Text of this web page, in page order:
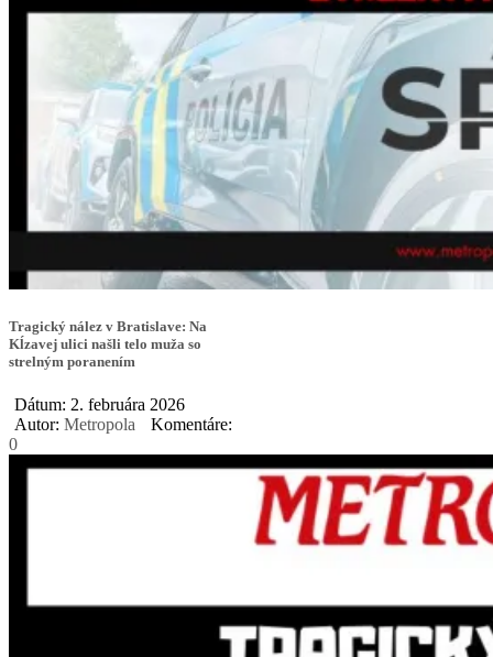
Tragický nález v Bratislave: Na
Kĺzavej ulici našli telo muža so
strelným poranením
Dátum: 2. februára 2026
Autor: Metropola
Komentáre:
0